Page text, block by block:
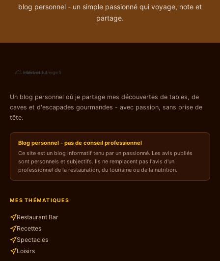
blog personnel - un simple passionné qui voyage, note et
partage.
Un blog personnel où je partage mes découvertes de tables, de
caves et d'escapades gourmandes - avec passion, sans prise de
tête.
Blog personnel - pas de conseil professionnel
Ce site est un blog informatif tenu par un passionné. Les avis publiés
sont personnels et subjectifs. Ils ne remplacent pas l'avis d'un
professionnel de la restauration, du tourisme ou de la nutrition.
MES THÉMATIQUES
Restaurant Bar
Recettes
Spectacles
Loisirs